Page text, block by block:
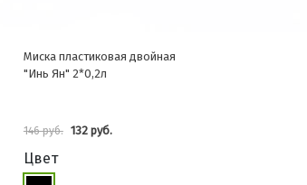
Миска пластиковая двойная
"Инь Ян" 2*0,2л
146 руб. 132 руб.
Цвет